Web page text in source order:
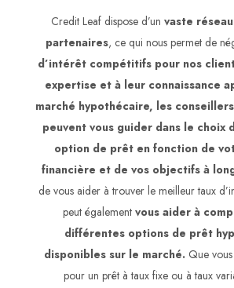
Credit Leaf dispose d’un vaste
partenaires, ce qui nous permet de
d’intérêt compétitifs pour nos
expertise et à leur connaissance
marché hypothécaire, les
peuvent vous guider dans le choix
option de prêt en fonction de
financière et de vos objectifs à
de vous aider à trouver le meilleur taux
peut également vous aider à
différentes options de prêt
disponibles sur le marché. Que
pour un prêt à taux fixe ou à taux